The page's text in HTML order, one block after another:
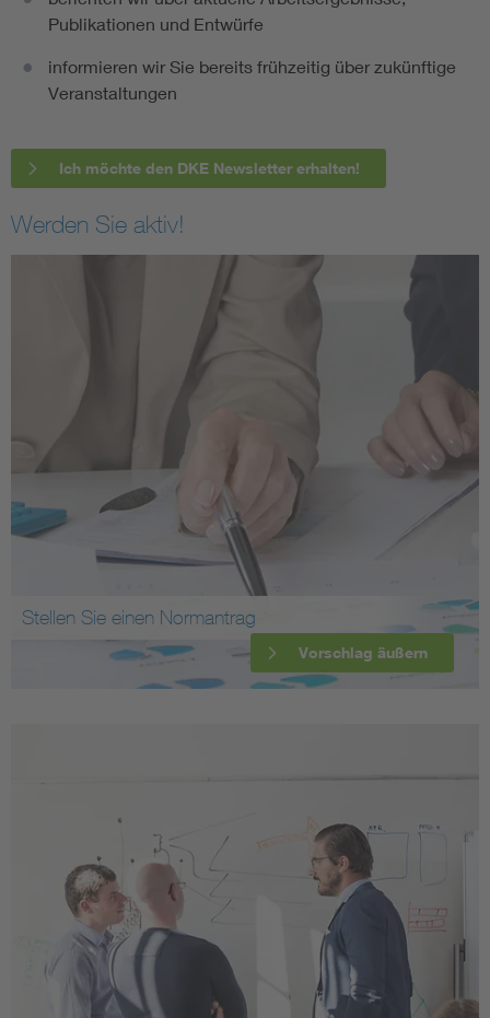
Publikationen und Entwürfe
informieren wir Sie bereits frühzeitig über zukünftige
Veranstaltungen
Ich möchte den DKE Newsletter erhalten!
Werden Sie aktiv!
Stellen Sie einen Normantrag
Vorschlag äußern